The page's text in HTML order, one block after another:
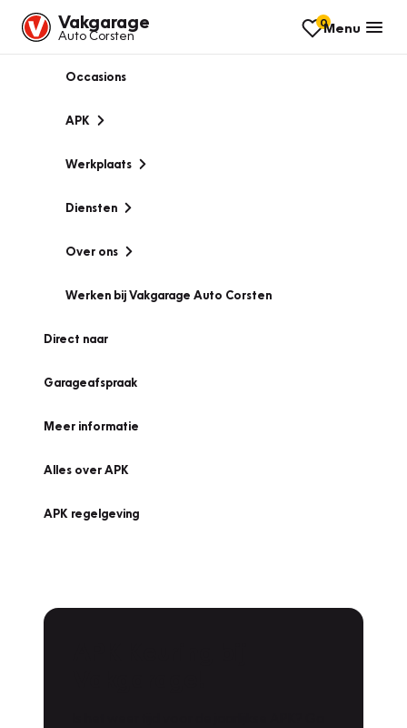
Vakgarage
Auto Corsten
0Menu
Occasions
APK
Werkplaats
Diensten
Over ons
Werken bij Vakgarage Auto Corsten
Direct naar
Garageafspraak
Meer informatie
Alles over APK
APK regelgeving